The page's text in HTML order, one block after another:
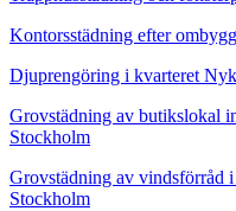
Kontorsstädning efter
Djuprengöring i kvarteret
Grovstädning av butikslokal
Stockholm
Grovstädning av vindsförråd
Stockholm